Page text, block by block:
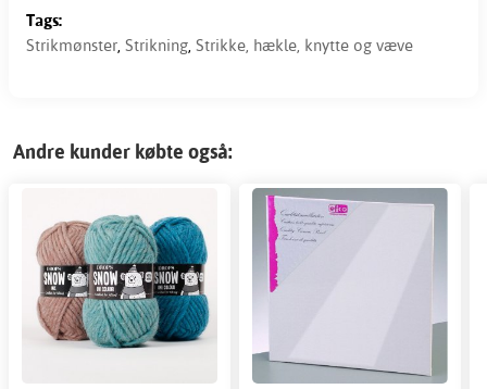
Tags:
Strikmønster, Strikning, Strikke, hækle, knytte og væve
Andre kunder købte også: